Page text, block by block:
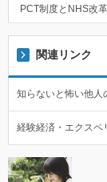
PCT制度とNHS改
関連リンク
知らないと怖い他人
経験経済・エクス